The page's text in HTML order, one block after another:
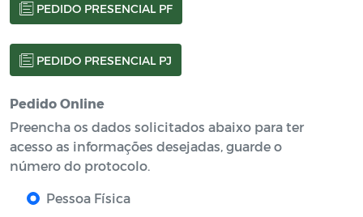
PEDIDO PRESENCIAL PF
PEDIDO PRESENCIAL PJ
Pedido Online
Preencha os dados solicitados abaixo para ter
acesso as informações desejadas, guarde o
número do protocolo.
Pessoa Física